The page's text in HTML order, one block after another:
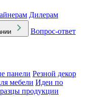
Дилерам
Вопрос-ответ
панели Резной декор
мебели Идеи по
продукции